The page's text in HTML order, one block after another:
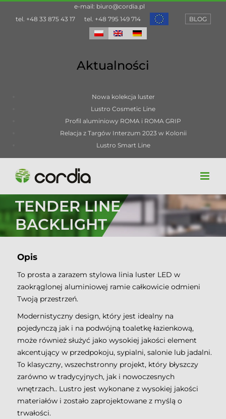
e-mail: biuro@cordia.pl
tel. +48 33 875 43 17 tel. +48 795 149 714 BLOG
Aktualności
Nowa kolekcja luster
Lustro Cosmetic Line
Profil aluminiowy ROMA i ROMA GRIP
Relacja z Targów Interzum 2023 w Kolonii
Lustro Smart Line
TENDER LINE
BACKLIGHT
Opis
To prosta a zarazem stylowa linia luster LED w
zaokrąglonej aluminiowej ramie całkowicie odmieni
Twoją przestrzeń.
Modernistyczny design, który jest idealny na
pojedynczą jak i na podwójną toaletkę łazienkową,
może również służyć jako wysokiej jakości element
akcentujący w przedpokoju, sypialni, salonie lub jadalni.
To klasyczny, wszechstronny projekt, który błyszczy
zarówno w tradycyjnych, jak i nowoczesnych
wnętrzach.. Lustro jest wykonane z wysokiej jakości
materiałów i zostało zaprojektowane z myślą o
trwałości.